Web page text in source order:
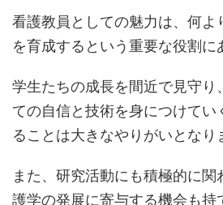
看護教員としての魅力は、何よ
を育成するという重要な役割に
学生たちの成長を間近で見守り
ての自信と技術を身につけてい
ることは大きなやりがいとなり
また、研究活動にも積極的に
護学の発展に寄与する機会も持